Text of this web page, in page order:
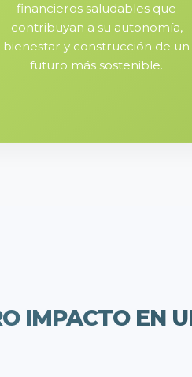
financieros saludables que
contribuyan a su autonomía,
bienestar y construcción de un
futuro más sostenible.
IMPACTO EN